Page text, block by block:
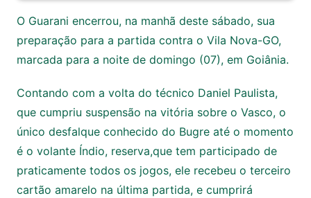
O Guarani encerrou, na manhã deste sábado, sua
preparação para a partida contra o Vila Nova-GO,
marcada para a noite de domingo (07), em Goiânia.
Contando com a volta do técnico Daniel Paulista,
que cumpriu suspensão na vitória sobre o Vasco, o
único desfalque conhecido do Bugre até o momento
é o volante Índio, reserva,que tem participado de
praticamente todos os jogos, ele recebeu o terceiro
cartão amarelo na última partida, e cumprirá